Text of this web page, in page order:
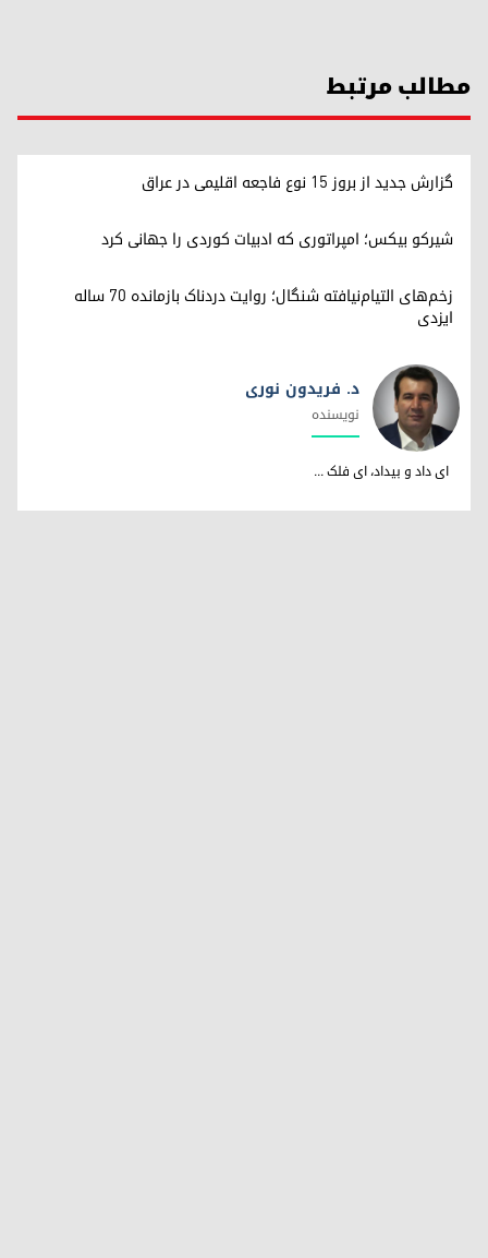
مطالب مرتبط
گزارش جدید از بروز ۱۵ نوع فاجعه اقلیمی در عراق
شیرکو بیکس؛ امپراتوری کە ادبیات کوردی را جهانی کرد
زخم‌های التیام‌نیافته شنگال؛ روایت دردناک بازمانده ۷۰ ساله
ایزدی
د. فریدون نوری
د. فریدون نوری
نویسندە
ای داد و بیداد، ای فلک ...